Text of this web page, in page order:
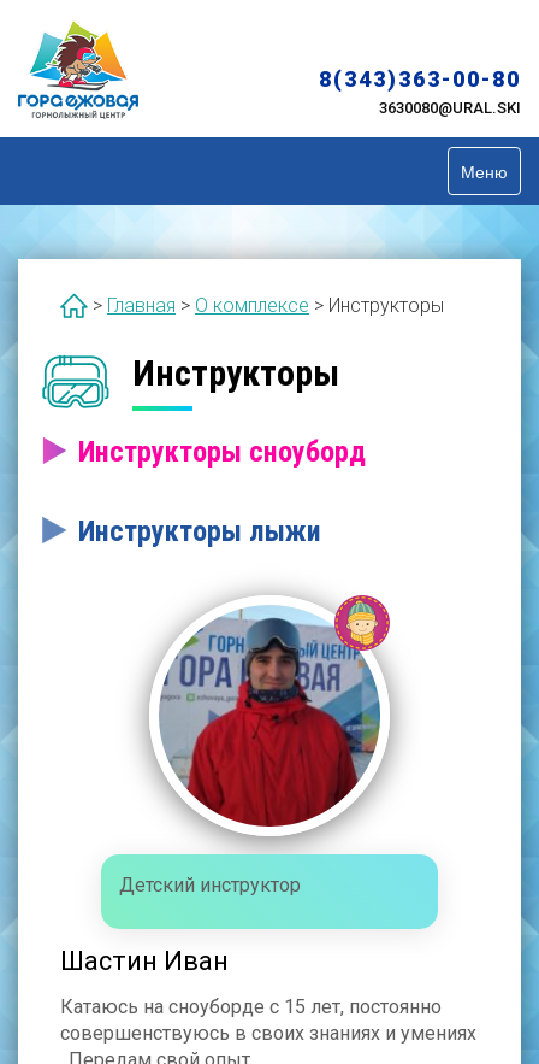
content
8(343)363-00-80
3630080@URAL.SKI
Меню
> Главная > О комплексе > Инструкторы
Инструкторы
Инструкторы сноуборд
Инструкторы лыжи
Детский инструктор
Шастин Иван
Катаюсь на сноуборде с 15 лет, постоянно
совершенствуюсь в своих знаниях и умениях